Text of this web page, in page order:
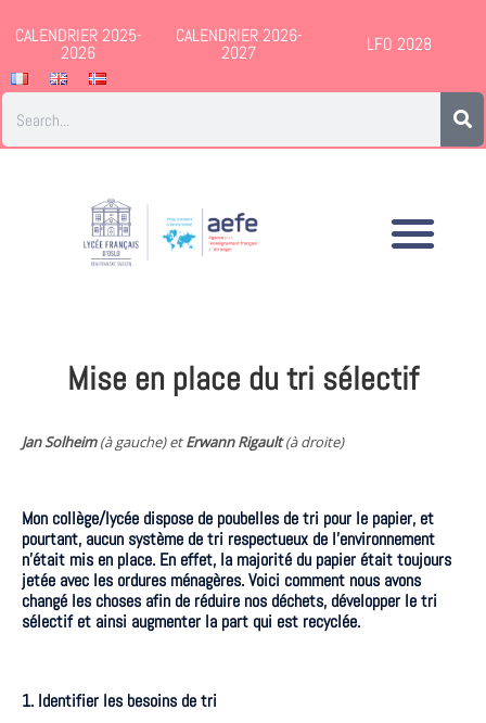
CALENDRIER 2025-
2026
CALENDRIER 2026-
2027 LFO 2028
Mise en place du tri sélectif
Jan Solheim(à gauche) etErwann Rigault(à droite)
Mon collège/lycée dispose de poubelles de tri pour le papier, et
pourtant, aucun système de tri respectueux de l’environnement
n’était mis en place. En effet, la majorité du papier était toujours
jetée avec les ordures ménagères. Voici comment nous avons
changé les choses afin de réduire nos déchets, développer le tri
sélectifet ainsi augmenter la part qui est recyclée.
1. Identifier les besoins de tri